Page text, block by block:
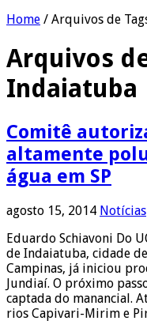
Home / Arquivos de
Arquivos
Indaiatuba
Comitê
altamente
água em SP
agosto 15, 2014 Notícias
Eduardo Schiavoni Do
de Indaiatuba, cidade
Campinas, já iniciou
Jundiaí. O próximo
captada do manancial.
rios Capivari-Mirim e